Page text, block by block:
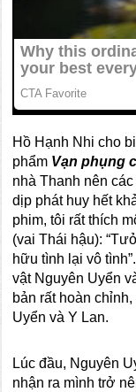
Hồ Hạnh Nhi cho
phẩm Vạn phụng
nhà Thanh nên
dịp phát huy hết
phim, tôi rất thích
(vai Thái hậu):
hữu tình lại vô
vật Nguyên Uyển
bản rất hoàn
Uyển và Y Lan.
Lúc đầu, Nguyên
nhận ra mình trở